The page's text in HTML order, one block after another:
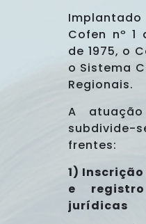
Cofen nº
de 1975, o
o Sistema
Regionais.
A
frentes:
1)
e
jurídicas